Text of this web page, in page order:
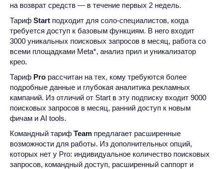
на возврат средств — в течение первых 2 недель.
Тариф Start подходит для соло-специалистов, когда
требуется доступ к базовым функциям. В него входит
3000 уникальных поисковых запросов в месяц, работа со
всеми площадками Meta*, анализ прил и уникализатор
крео.
Тариф Pro рассчитан на тех, кому требуются более
подробные данные и глубокая аналитика рекламных
кампаний. Из отличий от Start в эту подписку входит 9000
поисковых запросов в месяц, ранний доступ к новым
фичам и AI tools.
Командный тариф Team предлагает расширенные
возможности для работы. Из дополнительных опций,
которых нет у Pro: индивидуальное количество поисковых
запросов, командный доступ, расширенный саппорт и